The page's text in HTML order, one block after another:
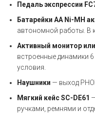
Педаль экспрессии
Батарейки AA Ni-MH
автономной работы. В
Активный монитор
встроенные динамики
условия.
Наушники — выход
Мягкий кейс SC-DE61
ручками, ремнями и